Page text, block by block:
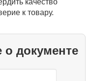
качество
к товару.
о документе